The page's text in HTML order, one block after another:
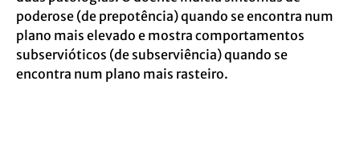
poderose (de prepotência) quando se encontra num
plano mais elevado e mostra comportamentos
subservióticos (de subserviência)quando se
encontra num plano mais rasteiro.